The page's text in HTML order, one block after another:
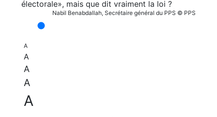
Nabil Benabdallah, Secrétaire général du PPS © PPS
A
A
A
A
A